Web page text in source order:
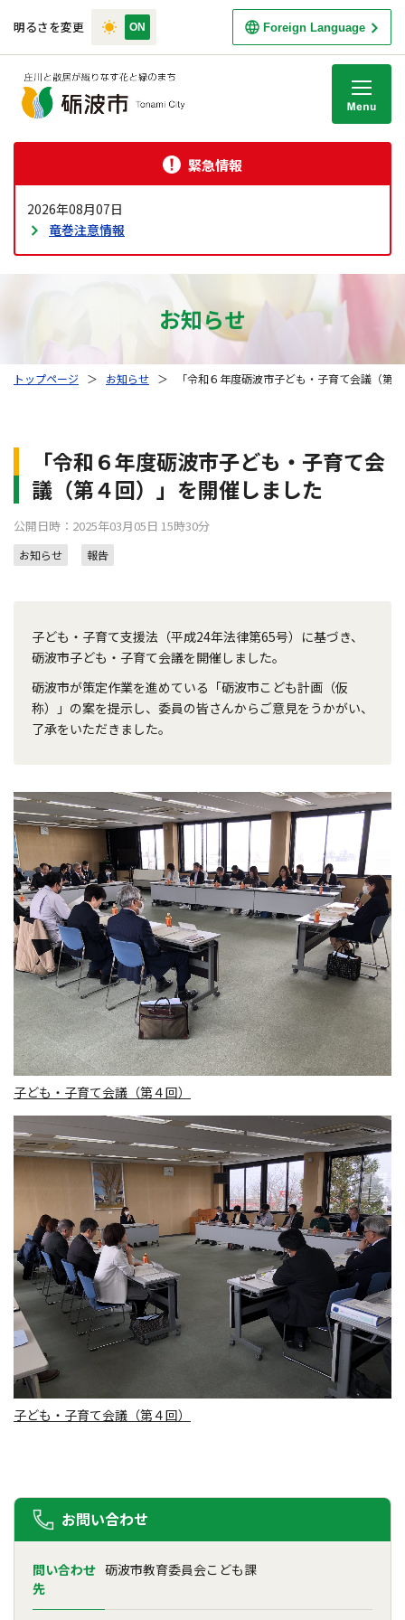
明るさを変更 Foreign Language
緊急情報
2026年08月07日
竜巻注意情報
お知らせ
トップページ ＞ お知らせ ＞ 「令和６年度砺波市子ども・子育て会議（第
「令和６年度砺波市子ども・子育て会
議（第４回）」を開催しました
公開日時：2025年03月05日 15時30分
お知らせ 報告
子ども・子育て支援法（平成24年法律第65号）に基づき、
砺波市子ども・子育て会議を開催しました。
砺波市が策定作業を進めている「砺波市こども計画（仮
称）」の案を提示し、委員の皆さんからご意見をうかがい、
了承をいただきました。
子ども・子育て会議（第４回）
子ども・子育て会議（第４回）
お問い合わせ
問い合わせ
先
砺波市教育委員会こども課